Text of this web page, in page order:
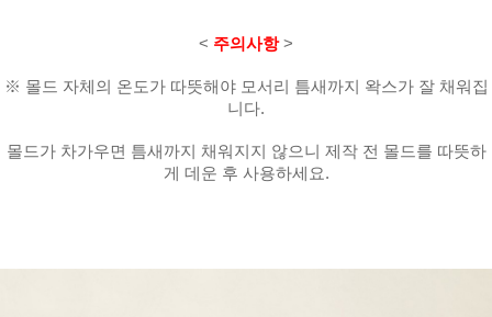
< 주의사항>
※ 몰드 자체의 온도가 따뜻해야 모서리 틈새까지 왁스가 잘 채워집
니다.
몰드가 차가우면 틈새까지 채워지지 않으니 제작 전 몰드를 따뜻하
게 데운 후 사용하세요.